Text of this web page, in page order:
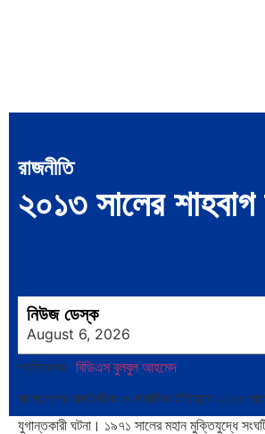
রাজনীতি
২০১৩ সালের
নিউজ ডেস্ক
August 6, 2026
প্রতিবেদক: বিডিএস বুলবুল আহমেদ
বাংলাদেশের রাজনৈতিক ও সামাজিক ইতিহাসে ২০১৩
যুগান্তকারী ঘটনা। ১৯৭১ সালের মহান মুক্তিযুদ্ধে